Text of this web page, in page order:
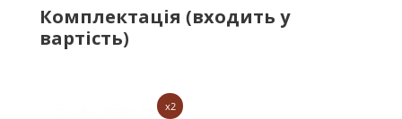
Комплектація (входить у
вартість)
x2